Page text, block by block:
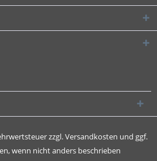
zzgl.Versandkosten und ggf.
wenn nicht anders beschrieben